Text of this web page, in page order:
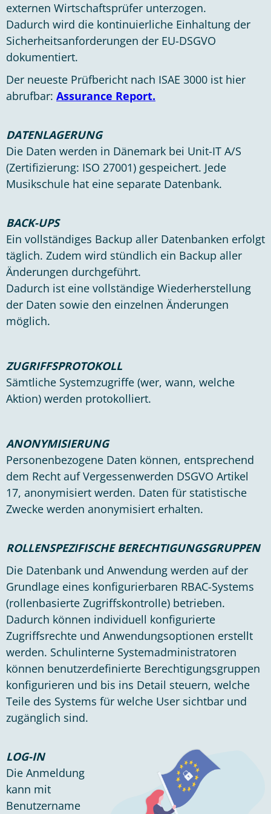
externen Wirtschaftsprüfer unterzogen.
Dadurch wird die kontinuierliche Einhaltung der
Sicherheitsanforderungen der EU-DSGVO
dokumentiert.
Der neueste Prüfbericht nach ISAE 3000 ist hier
abrufbar: Assurance Report.
DATENLAGERUNG
Die Daten werden in Dänemark bei Unit-IT A/S
(Zertifizierung: ISO 27001) gespeichert. Jede
Musikschule hat eine separate Datenbank.
BACK-UPS
Ein vollständiges Backup aller Datenbanken erfolgt
täglich. Zudem wird stündlich ein Backup aller
Änderungen durchgeführt.
Dadurch ist eine vollständige Wiederherstellung
der Daten sowie den einzelnen Änderungen
möglich.
ZUGRIFFSPROTOKOLL
Sämtliche Systemzugriffe (wer, wann, welche
Aktion) werden protokolliert.
ANONYMISIERUNG
Personenbezogene Daten können, entsprechend
dem Recht auf Vergessenwerden DSGVO Artikel
17, anonymisiert werden. Daten für statistische
Zwecke werden anonymisiert erhalten.
ROLLENSPEZIFISCHE BERECHTIGUNGSGRUPPEN
Die Datenbank und Anwendung werden auf der
Grundlage eines konfigurierbaren RBAC-Systems
(rollenbasierte Zugriffskontrolle) betrieben.
Dadurch können individuell konfigurierte
Zugriffsrechte und Anwendungsoptionen erstellt
werden. Schulinterne Systemadministratoren
können benutzerdefinierte Berechtigungsgruppen
konfigurieren und bis ins Detail steuern, welche
Teile des Systems für welche User sichtbar und
zugänglich sind.
LOG-IN
Die Anmeldung
kann mit
Benutzername